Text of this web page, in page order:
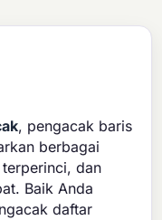
, pengacak baris
berbagai
dan
Baik Anda
daftar